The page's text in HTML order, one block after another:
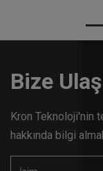
Bize
Kron Teknoloji'nin
hakkında bilgi